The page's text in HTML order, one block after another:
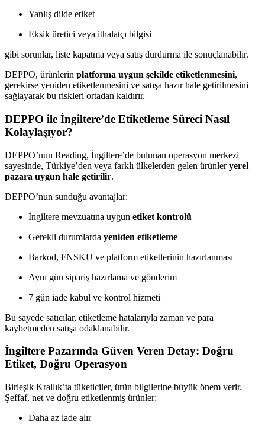
Yanlış dilde etiket
Eksik üretici veya ithalatçı bilgisi
gibi sorunlar, liste kapatma veya satış durdurma ile sonuçlanabilir.
DEPPO, ürünlerin platforma uygun şekilde etiketlenmesini,
gerekirse yeniden etiketlenmesini ve satışa hazır hale getirilmesini
sağlayarak bu riskleri ortadan kaldırır.
DEPPO ile İngiltere’de Etiketleme Süreci Nasıl
Kolaylaşıyor?
DEPPO’nun Reading, İngiltere’de bulunan operasyon merkezi
sayesinde, Türkiye’den veya farklı ülkelerden gelen ürünleryerel
pazara uygun hale getirilir.
DEPPO’nun sunduğu avantajlar:
İngiltere mevzuatına uygun etiket kontrolü
Gerekli durumlarda yeniden etiketleme
Barkod, FNSKU ve platform etiketlerinin hazırlanması
Aynı gün sipariş hazırlama ve gönderim
7 gün iade kabul ve kontrol hizmeti
Bu sayede satıcılar, etiketleme hatalarıyla zaman ve para
kaybetmeden satışa odaklanabilir.
İngiltere Pazarında Güven Veren Detay: Doğru
Etiket, Doğru Operasyon
Birleşik Krallık’ta tüketiciler, ürün bilgilerine büyük önem verir.
Şeffaf, net ve doğru etiketlenmiş ürünler:
Daha az iade alır